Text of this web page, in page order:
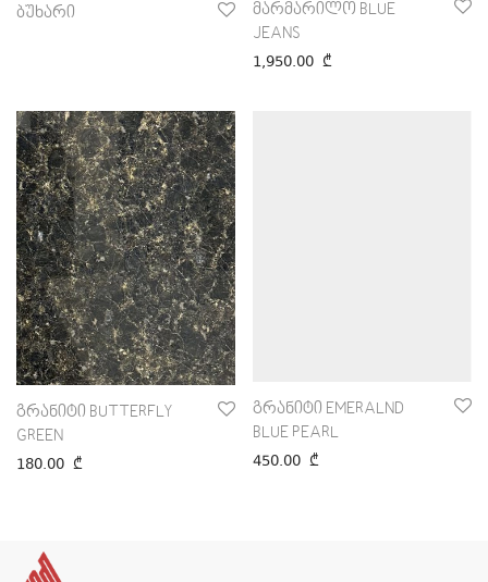
ბუხარი
მარმარილო BLUE
JEANS
1,950.00 ₾
გრანიტი BUTTERFLY
GREEN
180.00 ₾
გრანიტი EMERALND
BLUE PEARL
450.00 ₾